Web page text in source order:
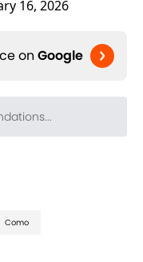
16, 2026
on Google